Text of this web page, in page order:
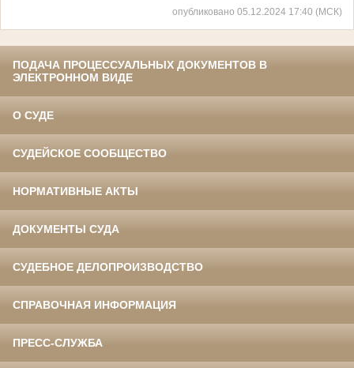
опубликовано 05.12.2024 17:40 (МСК)
ПОДАЧА ПРОЦЕССУАЛЬНЫХ ДОКУМЕНТОВ В
ЭЛЕКТРОННОМ ВИДЕ
О СУДЕ
СУДЕЙСКОЕ СООБЩЕСТВО
НОРМАТИВНЫЕ АКТЫ
ДОКУМЕНТЫ СУДА
СУДЕБНОЕ ДЕЛОПРОИЗВОДСТВО
СПРАВОЧНАЯ ИНФОРМАЦИЯ
ПРЕСС-СЛУЖБА